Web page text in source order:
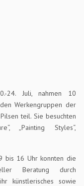
24. Juli, nahmen 10
Werkengruppen der
teil. Sie besuchten
„Painting Styles“,
bis 16 Uhr konnten die
Beratung durch
künstlerisches sowie